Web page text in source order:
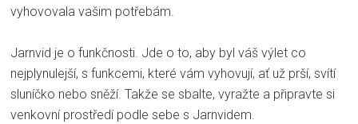
vyhovovala vašim potřebám.
Jarnvid je o funkčnosti. Jde o to, aby byl váš výlet co
nejplynulejší, s funkcemi, které vám vyhovují, ať už prší, svítí
sluníčko nebo sněží. Takže se sbalte, vyražte a připravte si
venkovní prostředí podle sebe s Jarnvidem.